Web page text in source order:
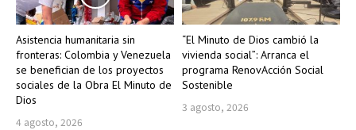
Asistencia humanitaria sin
fronteras: Colombia y Venezuela
se benefician de los proyectos
sociales de la Obra El Minuto de
Dios
4 agosto, 2026
“El Minuto de Dios cambió la
vivienda social”: Arranca el
programa RenovAcción Social
Sostenible
3 agosto, 2026